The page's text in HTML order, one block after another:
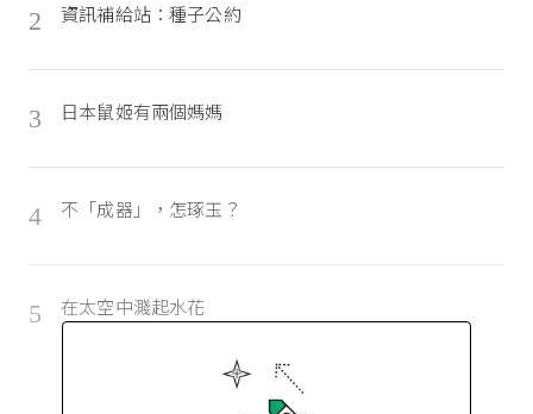
2 資訊補給站：種子公約
3 日本鼠姬有兩個媽媽
4 不「成器」，怎琢玉？
5 在太空中濺起水花